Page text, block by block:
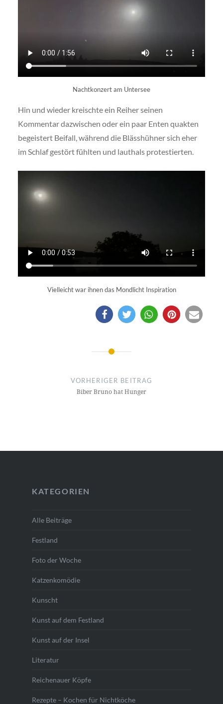
Nachtkonzert am Untersee
Hin und wieder kreischte ein Reiher seinen
Kommentar dazwischen oder ein paar Enten quakten
begeistert Beifall, während die Blässhühner sich eher
im Schlaf gestört fühlten und lauthals protestierten.
Vielleicht war ihnen das Mondlicht Inspiration
Beitragsnavigation
VORHERIGER BEITRAG
Biber Bruno hat Hunger
KATEGORIEN
Alle Beiträge
Festland
Foto der Woche
Katzenkomödie
Kunscht
Kunst auf dem Festland
Kunst auf der Insel
Literatur
Reichenauer Köpfe
Rezepte – Kochen für Nichtköche